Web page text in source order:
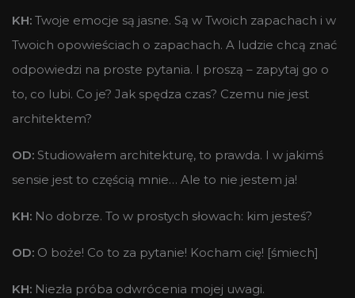
KH: Twoje emocje są jasne. Są w Twoich zapachach i w
Twoich opowieściach o zapachach. A ludzie chcą znać
odpowiedzi na proste pytania. I proszą – zapytaj go o
to, co lubi. Co je? Jak spędza czas? Czemu nie jest
architektem?
OD: Studiowałem architekturę, to prawda. I w jakimś
sensie jest to częścią mnie… Ale to nie jestem ja!
KH: No dobrze. To w prostych słowach: kim jesteś?
OD: O boże! Co to za pytanie! Kocham cię! [śmiech]
KH: Niezła próba odwrócenia mojej uwagi.